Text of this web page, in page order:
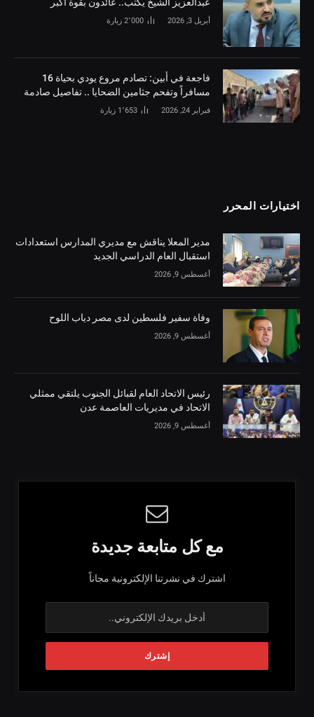
أبريل 3, 2026 2٬000 زيارة
فاجعة في أبين: تصادم مروع يودي بحياة 16
مسافراً وتفحم جثامين الضحايا .. تفاصيل صادمة
فبراير 24, 2026 1٬653 زيارة
اختيارات المحرر
مدير المعلا يناقش مع مديري المدارس استعدادات
استقبال العام الدراسي الجديد
أغسطس 9, 2026
وفاة سفير فلسطين لدى مصر دياب اللوح
أغسطس 9, 2026
رئيس الاتحاد العام لقبائل الجنوب يلتقي ممثلي
الاتحاد في مديريات العاصمة عدن
أغسطس 9, 2026
مع كل متابعة جديدة
اشترك في نشرتنا الإلكترونية مجاناً